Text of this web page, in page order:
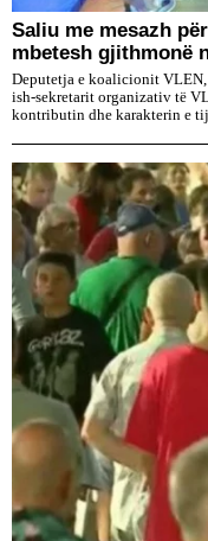
Saliu me mesazh
mbetesh gjithmonë
Deputetja e koalicionit
ish-sekretarit organizativ të
kontributin dhe karakterin e